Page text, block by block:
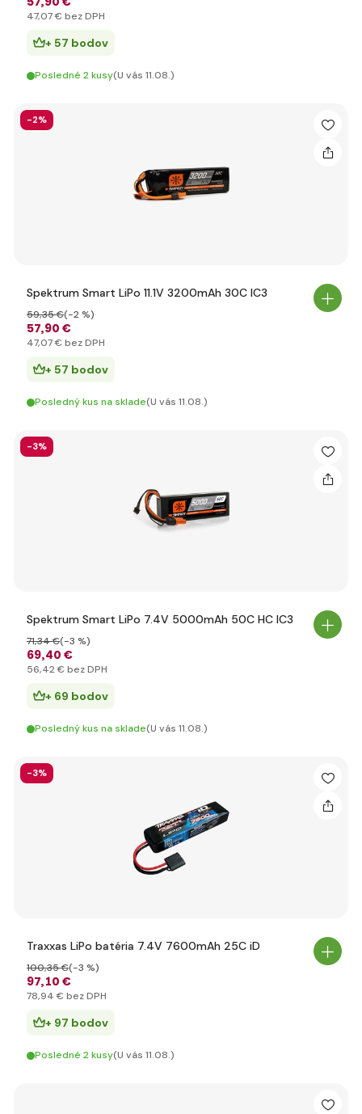
47,07 € bez DPH
+ 57 bodov
Posledné 2 kusy(U vás 11.08.)
-2%
Spektrum Smart LiPo 11.1V 3200mAh 30C IC3
57,90 €
59,35 €(-2 %)
47,07 € bez DPH
+ 57 bodov
Posledný kus na sklade(U vás 11.08.)
-3%
Spektrum Smart LiPo 7.4V 5000mAh 50C HC IC3
69,40 €
71,34 €(-3 %)
56,42 € bez DPH
+ 69 bodov
Posledný kus na sklade(U vás 11.08.)
-3%
Traxxas LiPo batéria 7.4V 7600mAh 25C iD
97,10 €
100,35 €(-3 %)
78,94 € bez DPH
+ 97 bodov
Posledné 2 kusy(U vás 11.08.)